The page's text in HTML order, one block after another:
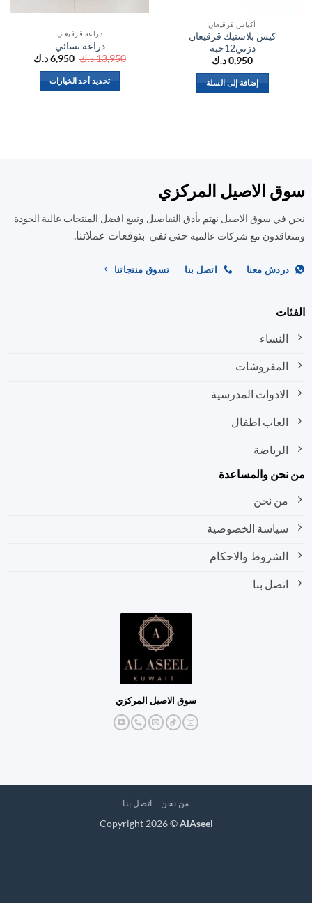
أكياس قرقيعان
كيس بلاستيك قرقيعان
0,950د.ك
إضافة إلى السلة
دراعة قرقيعان
دراعة نسائي
13,950د.ك السعر
هو:
13,950 د.ك.
6,950د.كالسعر
الحالي
6,950 د.ك.
تحديد أحد الخيارات
اختيار
الخيارات
على
الاصيل المركزي
سوق الاصيل نهتم بأدق التفاصيل ونبيع افضل المنتجات عالية الجودة
مع شركات عالميةحتي نفي بتوقعات عملائنا.
دردش معنا اتصل بنا تسوق منتجاتنا
النساء
المفروشات
الادوات المدرسية
العاب اطفال
الرياضة
والمساعدة
من نحن
سياسة الخصوصية
الشروط والاحكام
اتصل بنا
سوق الاصيل المركزي
من نحن اتصل بنا
Copyright 2026 ©AlAseel